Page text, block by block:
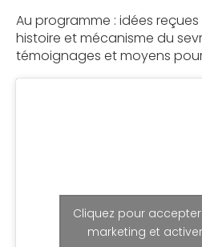
Au programme : idées
histoire et mécanisme du
témoignages et moyens
Cliquez pour
marketing et